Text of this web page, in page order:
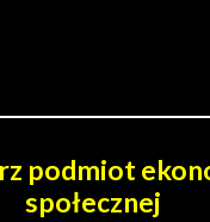
podmiot
społecznej